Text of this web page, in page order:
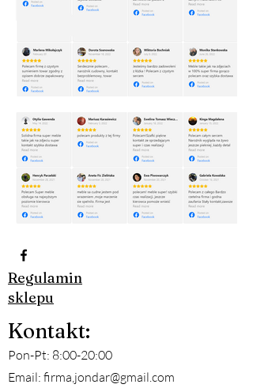
Regulamin
sklepu
Kontakt:
Pon-Pt: 8:00-20:00
Email: firma,jondar@gmail.com